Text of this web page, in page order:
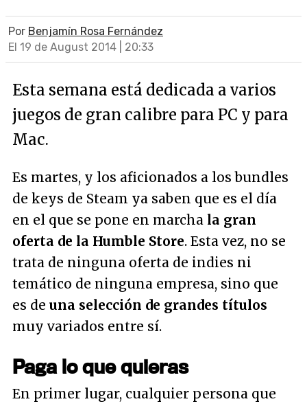
Por Benjamín Rosa Fernández
El 19 de August 2014 | 20:33
Esta semana está dedicada a varios
juegos de gran calibre para PC y para
Mac.
Es martes, y los aficionados a los bundles
de keys de Steam ya saben que es el día
en el que se pone en marcha la gran
oferta de la Humble Store. Esta vez, no se
trata de ninguna oferta de indies ni
temático de ninguna empresa, sino que
es de una selección de grandes títulos
muy variados entre sí.
Paga lo que quieras
En primer lugar, cualquier persona que